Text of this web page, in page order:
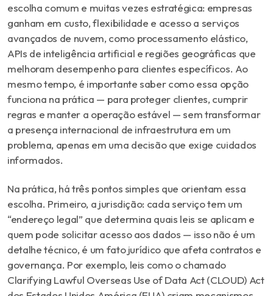
escolha comum e muitas vezes estratégica: empresas
ganham em custo, flexibilidade e acesso a serviços
avançados de nuvem, como processamento elástico,
APIs de inteligência artificial e regiões geográficas que
melhoram desempenho para clientes específicos. Ao
mesmo tempo, é importante saber como essa opção
funciona na prática — para proteger clientes, cumprir
regras e manter a operação estável — sem transformar
a presença internacional de infraestrutura em um
problema, apenas em uma decisão que exige cuidados
informados.
Na prática, há três pontos simples que orientam essa
escolha. Primeiro, a jurisdição: cada serviço tem um
“endereço legal” que determina quais leis se aplicam e
quem pode solicitar acesso aos dados — isso não é um
detalhe técnico, é um fato jurídico que afeta contratos e
governança. Por exemplo, leis como o chamado
Clarifying Lawful Overseas Use of Data Act (CLOUD) Act